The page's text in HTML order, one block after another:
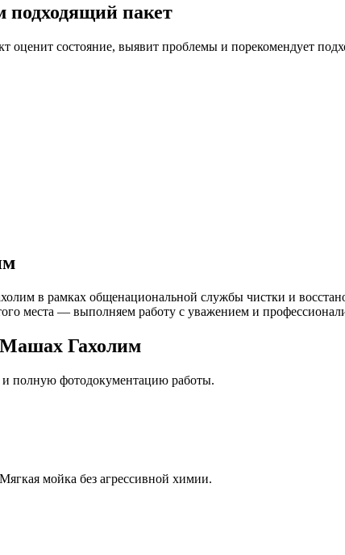
пакет
состояние, выявит проблемы и порекомендует
в рамках общенациональной службы чистки и
места — выполняем работу с уважением и
Гахолим
и полную фотодокументацию работы.
мойка без агрессивной химии.